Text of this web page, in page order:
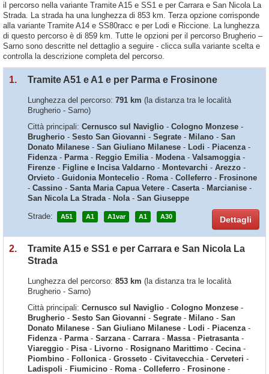
il percorso nella variante Tramite A15 e SS1 e per Carrara e San Nicola La
Strada. La strada ha una lunghezza di 853 km. Terza opzione corrisponde
alla variante Tramite A14 e SS80racc e per Lodi e Riccione. La lunghezza
di questo percorso è di 859 km. Tutte le opzioni per il percorso Brugherio –
Sarno sono descritte nel dettaglio a seguire - clicca sulla variante scelta e
controlla la descrizione completa del percorso.
1. Tramite A51 e A1 e per Parma e Frosinone
Lunghezza del percorso: 791 km (la distanza tra le località
Brugherio - Sarno)
Città principali: Cernusco sul Naviglio - Cologno Monzese -
Brugherio - Sesto San Giovanni - Segrate - Milano - San
Donato Milanese - San Giuliano Milanese - Lodi - Piacenza-
Fidenza- Parma- Reggio Emilia- Modena- Valsamoggia-
Firenze - Figline e Incisa Valdarno - Montevarchi - Arezzo -
Orvieto - Guidonia Montecelio - Roma- Colleferro - Frosinone
- Cassino - Santa Maria Capua Vetere - Caserta- Marcianise -
San Nicola La Strada- Nola- San Giuseppe
Strade:
A51 A1 A1var A1 A30 Dettagli
2.
Tramite A15 e SS1 e per Carrara e San Nicola La
Strada
Lunghezza del percorso: 853 km (la distanza tra le località
Brugherio - Sarno)
Città principali: Cernusco sul Naviglio - Cologno Monzese -
Brugherio - Sesto San Giovanni - Segrate - Milano - San
Donato Milanese - San Giuliano Milanese - Lodi - Piacenza-
Fidenza- Parma- Sarzana- Carrara- Massa- Pietrasanta-
Viareggio - Pisa- Livorno - Rosignano Marittimo - Cecina-
Piombino - Follonica- Grosseto - Civitavecchia- Cerveteri -
Ladispoli - Fiumicino - Roma- Colleferro - Frosinone -